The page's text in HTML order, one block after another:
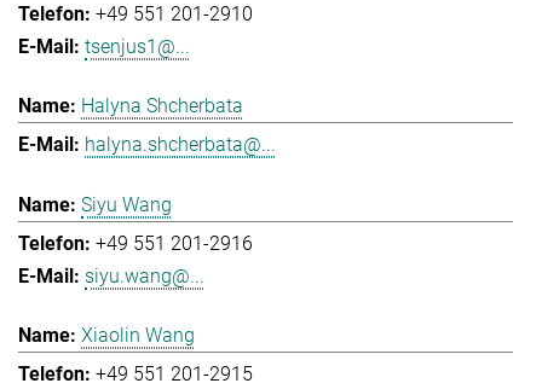
+49 551 201-2910
tsenjus1@...
Halyna Shcherbata
halyna.shcherbata@...
Siyu Wang
+49 551 201-2916
siyu.wang@...
Xiaolin Wang
+49 551 201-2915